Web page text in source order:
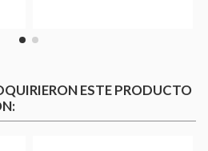
ESTE PRODUCTO